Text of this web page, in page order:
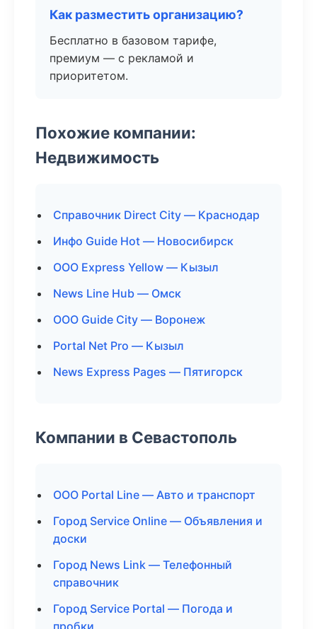
Как разместить организацию?
Бесплатно в базовом тарифе,
премиум — с рекламой и
приоритетом.
Похожие компании:
Недвижимость
Справочник Direct City — Краснодар
Инфо Guide Hot — Новосибирск
ООО Express Yellow — Кызыл
News Line Hub — Омск
ООО Guide City — Воронеж
Portal Net Pro — Кызыл
News Express Pages — Пятигорск
Компании в Севастополь
ООО Portal Line — Авто и транспорт
Город Service Online — Объявления и
доски
Город News Link — Телефонный
справочник
Город Service Portal — Погода и
пробки